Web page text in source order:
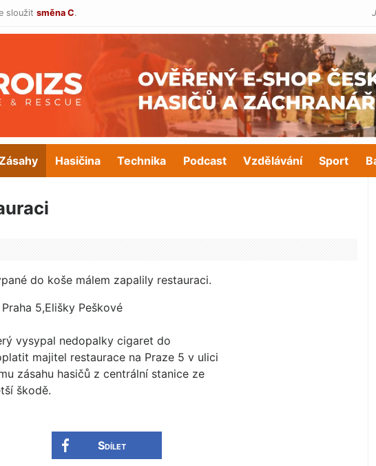
sloužit směna C.
Hasičina Technika Podcast Vzdělávání Sport
do koše málem zapalily restauraci.
5,Elišky Peškové
vysypal nedopalky cigaret do
majitel restaurace na Praze 5 v ulici
zásahu hasičů z centrální stanice ze
škodě.
Sdílet